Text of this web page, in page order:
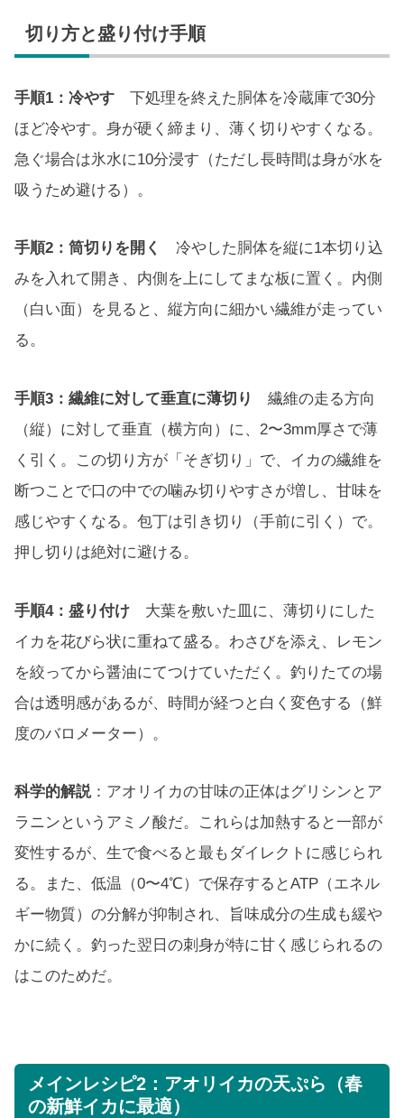
切り方と盛り付け手順
手順1：冷やす 下処理を終えた胴体を冷蔵庫で30分
ほど冷やす。身が硬く締まり、薄く切りやすくなる。
急ぐ場合は氷水に10分浸す（ただし長時間は身が水を
吸うため避ける）。
手順2：筒切りを開く
冷やした胴体を縦に1本切り込
みを入れて開き、内側を上にしてまな板に置く。内側
（白い面）を見ると、縦方向に細かい繊維が走ってい
る。
手順3：繊維に対して垂直に薄切り
繊維の走る方向
（縦）に対して垂直（横方向）に、2〜3mm厚さで薄
く引く。この切り方が「そぎ切り」で、イカの繊維を
断つことで口の中での噛み切りやすさが増し、甘味を
感じやすくなる。包丁は引き切り（手前に引く）で。
押し切りは絶対に避ける。
手順4：盛り付け 大葉を敷いた皿に、薄切りにした
イカを花びら状に重ねて盛る。わさびを添え、レモン
を絞ってから醤油にてつけていただく。釣りたての場
合は透明感があるが、時間が経つと白く変色する（鮮
度のバロメーター）。
科学的解説：アオリイカの甘味の正体はグリシンとア
ラニンというアミノ酸だ。これらは加熱すると一部が
変性するが、生で食べると最もダイレクトに感じられ
る。また、低温（0〜4℃）で保存するとATP（エネル
ギー物質）の分解が抑制され、旨味成分の生成も緩や
かに続く。釣った翌日の刺身が特に甘く感じられるの
はこのためだ。
メインレシピ2：アオリイカの天ぷら（春
の新鮮イカに最適）